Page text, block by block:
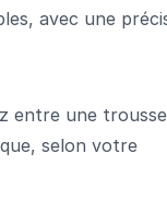
avec une
entre une
selon votre